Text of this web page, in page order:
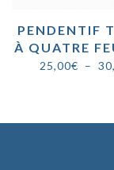
PENDENTIF
À QUATRE
25,00€ –